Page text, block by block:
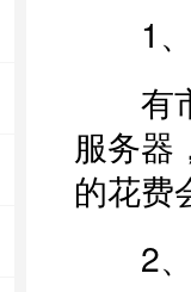
1、
有市
服务器
的花费
2、